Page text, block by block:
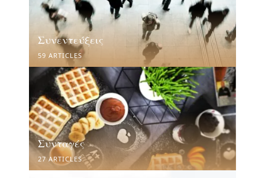
Συνεντεύξεις
59 ARTICLES
Συνταγές
27 ARTICLES